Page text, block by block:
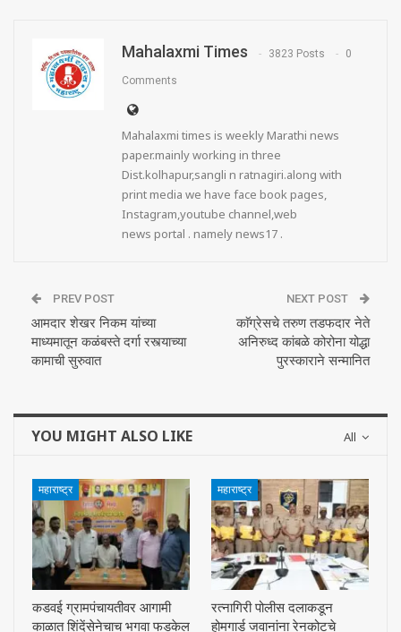
Mahalaxmi Times 3823 Posts 0
Comments
Mahalaxmi times is weekly Marathi news
paper.mainly working in three
Dist.kolhapur,sangli n ratnagiri.along with
print media we have face book pages,
Instagram,youtube channel,web
news portal . namely news17 .
PREV POST
आमदार शेखर निकम यांच्या
माध्यमातून कळंबस्ते दर्गा रस्त्याच्या
कामाची सुरुवात
NEXT POST
काॅग्रेसचे तरुण तडफदार नेते
अनिरुध्द कांबळे कोरोना योद्धा
पुरस्काराने सन्मानित
All
YOU MIGHT ALSO LIKE
महाराष्ट्र
कडवई ग्रामपंचायतीवर आगामी
काळात शिंदेंसेनेचाच भगवा फडकेल
महाराष्ट्र
रत्नागिरी पोलीस दलाकडून
होमगार्ड जवानांना रेनकोटचे